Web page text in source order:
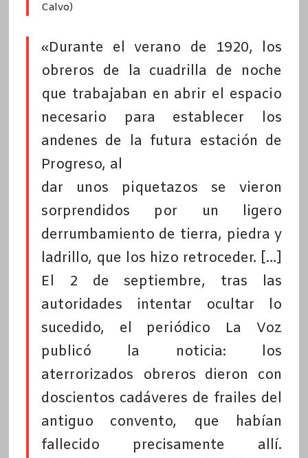
Calvo)
«Durante el verano de 1920, los
obreros de la cuadrilla de noche
que trabajaban en abrir el espacio
necesario para establecer los
andenes de la futura estación de
Progreso, al
dar unos piquetazos se vieron
sorprendidos por un ligero
derrumbamiento de tierra, piedra y
ladrillo, que los hizo retroceder. […]
El 2 de septiembre, tras las
autoridades intentar ocultar lo
sucedido, el periódico La Voz
publicó la noticia: los
aterrorizados obreros dieron con
doscientos cadáveres de frailes del
antiguo convento, que habían
fallecido precisamente allí.